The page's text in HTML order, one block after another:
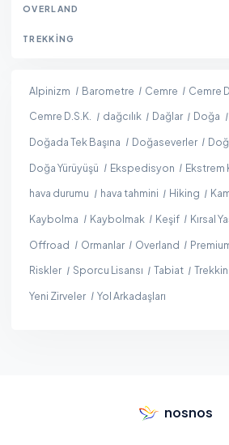
OVERLAND
TREKKING
Alpinizm Barometre Cemre
Cemre
Cemre D.S.K.
dağcılık Dağlar
Doğa
Doğada Tek Başına
Doğaseverler
Doğa Yürüyüşü
Ekspedisyon Ekstrem
hava durumu
hava tahmini Hiking
Kaybolma
Kaybolmak Keşif Kırsal
Offroad
Ormanlar Overland
Riskler
Sporcu Lisansı Tabiat
Yeni Zirveler
Yol Arkadaşları
nosnos